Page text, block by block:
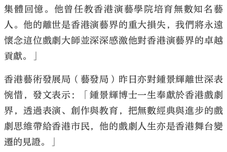
集體回憶。他曾任教香港演藝學院培育無數知名藝
人。他的離世是香港演藝界的重大損失，我們將永遠
懷念這位戲劇大師並深深感激他對香港演藝界的卓越
貢獻。」
香港藝術發展局（藝發局）昨日亦對鍾景輝離世深表
惋惜，發文表示：「鍾景輝博士一生奉獻於香港戲劇
界，透過表演、創作與教育，把無數經典與進步的戲
劇思維帶給香港市民，他的戲劇人生亦是香港舞台變
遷的見證。」